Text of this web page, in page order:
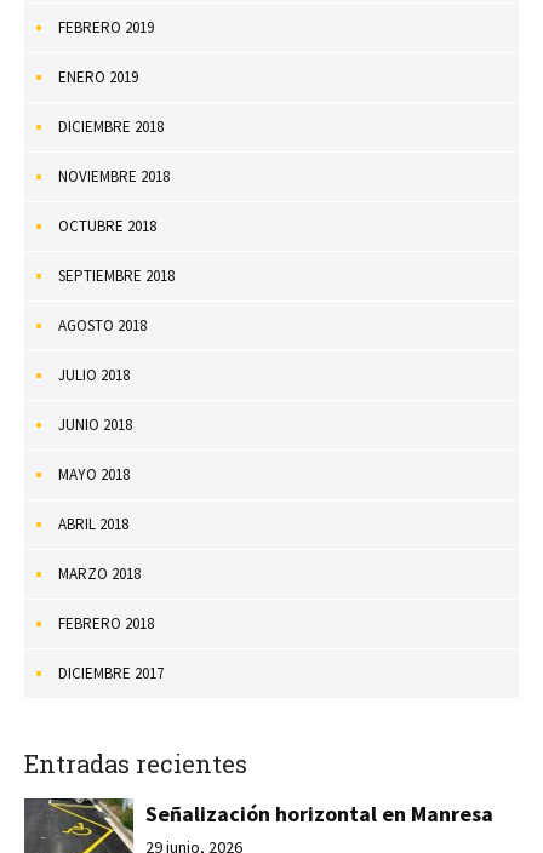
FEBRERO 2019
ENERO 2019
DICIEMBRE 2018
NOVIEMBRE 2018
OCTUBRE 2018
SEPTIEMBRE 2018
AGOSTO 2018
JULIO 2018
JUNIO 2018
MAYO 2018
ABRIL 2018
MARZO 2018
FEBRERO 2018
DICIEMBRE 2017
Entradas recientes
Señalización horizontal en Manresa
29 junio, 2026